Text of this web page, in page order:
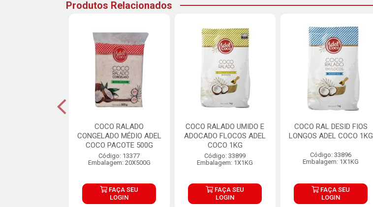
Produtos Relacionados
COCO RALADO
CONGELADO MÉDIO ADEL
COCO PACOTE 500G
Código: 13377
Embalagem: 20X500G
FAÇA SEU
LOGIN
COCO RALADO UMIDO E
ADOCADO FLOCOS ADEL
COCO 1KG
Código: 33899
Embalagem: 1X1KG
FAÇA SEU
LOGIN
COCO RAL DESID FIOS
LONGOS ADEL COCO 1KG
Código: 33896
Embalagem: 1X1KG
FAÇA SEU
LOGIN